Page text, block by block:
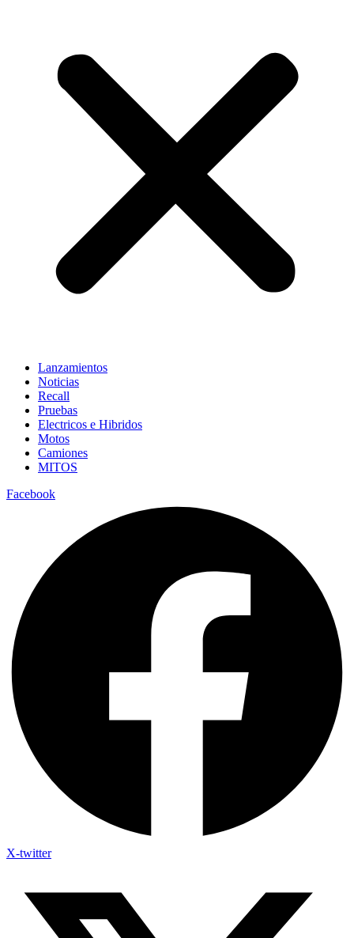
Lanzamientos
Noticias
Recall
Pruebas
Electricos e Hibridos
Motos
Camiones
MITOS
Facebook
X-twitter